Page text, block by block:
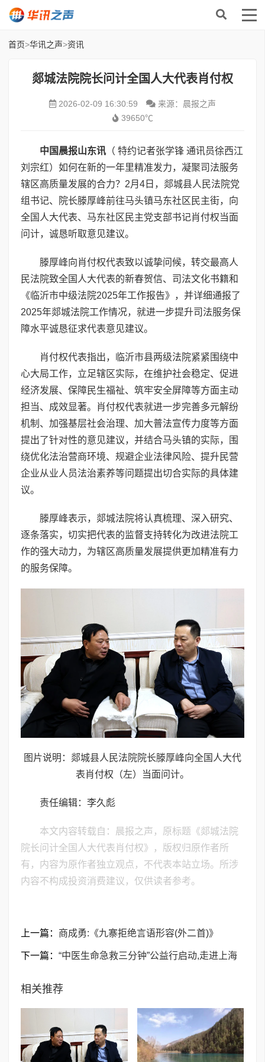
首页>华讯之声>资讯
​郯城法院院长问计全国人大代表肖付权
2026-02-09 16:30:59
来源：晨报之声
39650℃
中国晨报山东讯 （ 特约记者张学锋 通讯员徐西江
刘宗红）如何在新的一年里精准发力，凝聚司法服务
辖区高质量发展的合力？2月4日，郯城县人民法院党
组书记、院长滕厚峰前往马头镇马东社区民主街，向
全国人大代表、马东社区民主党支部书记肖付权当面
问计，诚恳听取意见建议。
滕厚峰向肖付权代表致以诚挚问候，转交最高人
民法院致全国人大代表的新春贺信、司法文化书籍和
《临沂市中级法院2025年工作报告》，并详细通报了
2025年郯城法院工作情况，就进一步提升司法服务保
障水平诚恳征求代表意见建议。
肖付权代表指出，临沂市县两级法院紧紧围绕中
心大局工作，立足辖区实际，在维护社会稳定、促进
经济发展、保障民生福祉、筑牢安全屏障等方面主动
担当、成效显著。肖付权代表就进一步完善多元解纷
机制、加强基层社会治理、加大普法宣传力度等方面
提出了针对性的意见建议，并结合马头镇的实际，围
绕优化法治营商环境、规避企业法律风险、提升民营
企业从业人员法治素养等问题提出切合实际的具体建
议。
滕厚峰表示，郯城法院将认真梳理、深入研究、
逐条落实，切实把代表的监督支持转化为改进法院工
作的强大动力，为辖区高质量发展提供更加精准有力
的服务保障。
图片说明：郯城县人民法院院长滕厚峰向全国人大代
表肖付权（左）当面问计。
责任编辑：李久彪
本文内容转载自：晨报之声，原标题《​郯城法院
院长问计全国人大代表肖付权》，版权归原作者所
有，内容为原作者独立观点，不代表本站立场。所涉
内容不构成投资消费建议，仅供读者参考。
上一篇： 商成勇:《九寨拒绝言语形容(外二首)》
下一篇： “中医生命急救三分钟”公益行启动,走进上海
相关推荐